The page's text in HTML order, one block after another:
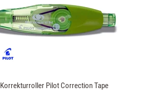
Korrekturroller Pilot Correction Tape